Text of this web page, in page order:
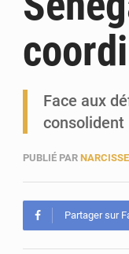
Face aux
consolident
PUBLIÉ PAR
Partager sur